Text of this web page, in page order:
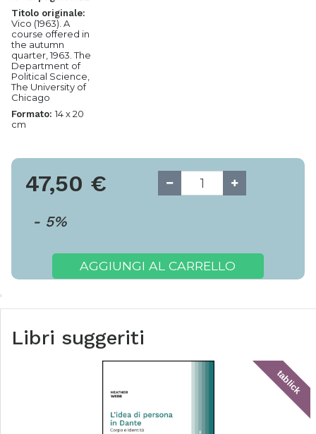
Titolo originale:
Vico (1963). A
course offered in
the autumn
quarter, 1963. The
Department of
Political Science,
The University of
Chicago
Formato: 14 x 20
cm
47,50 €
- 5%
AGGIUNGI AL CARRELLO
Libri suggeriti
tablick